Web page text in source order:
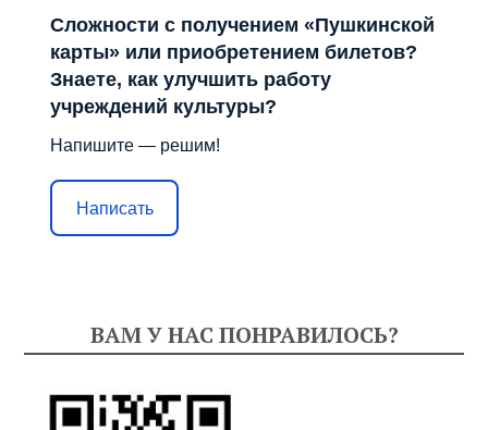
Сложности с получением «Пушкинской
карты» или приобретением билетов?
Знаете, как улучшить работу
учреждений культуры?
Напишите — решим!
Написать
ВАМ У НАС ПОНРАВИЛОСЬ?